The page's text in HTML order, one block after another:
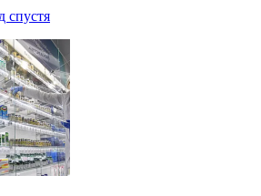
спустя